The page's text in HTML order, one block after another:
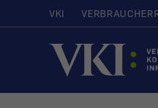
VKI
Startseite